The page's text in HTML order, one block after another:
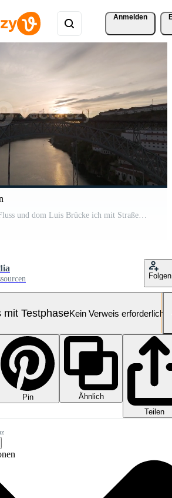
Anmelden
porto Stadt, Douro Fluss und dom Luis Brücke ich mit Straßenbahn beim Sonnenaufgang. Portugal. golden Stunde. Antenne Drohne Schuss. ziehen um nach vorne und nach oben Pro Video
Folgen
mit TestphaseKein Verweis erforderlich
Pin
Ähnlich
Teilen